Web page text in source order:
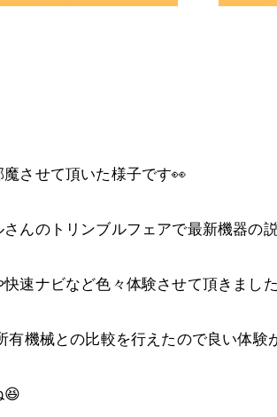
させて頂いた様子です👀
んのトリンブルフェアで最新機器の
速ナビなど色々体験させて頂きまし
機械との比較を行えたので良い体験
😆